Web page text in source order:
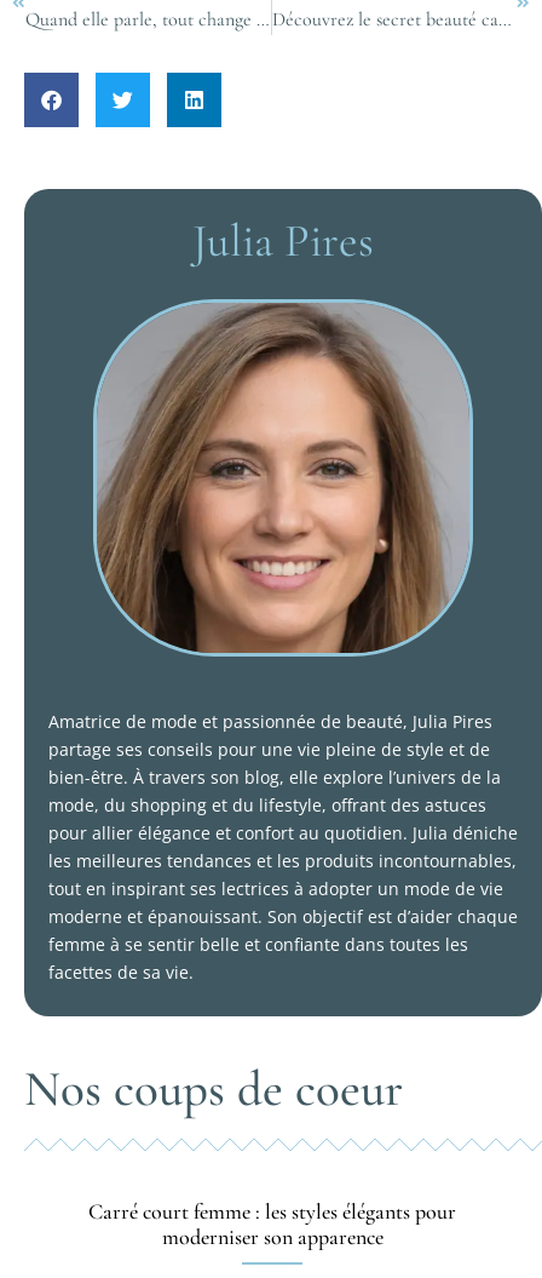
Quand elle parle, tout change : récit d’une augmentation mammaire fascinante Découvrez le secret beauté caché de l’huile de coco comme démaquillant miracle
Julia Pires
Amatrice de mode et passionnée de beauté, Julia Pires
partage ses conseils pour une vie pleine de style et de
bien-être. À travers son blog, elle explore l’univers de la
mode, du shopping et du lifestyle, offrant des astuces
pour allier élégance et confort au quotidien. Julia déniche
les meilleures tendances et les produits incontournables,
tout en inspirant ses lectrices à adopter un mode de vie
moderne et épanouissant. Son objectif est d’aider chaque
femme à se sentir belle et confiante dans toutes les
facettes de sa vie.
Nos coups de coeur
Carré court femme : les styles élégants pour
moderniser son apparence